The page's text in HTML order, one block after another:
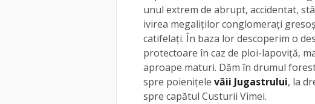
unul extrem de abrupt, accidentat,
ivirea megaliților conglomerați
catifelați. În baza lor descoperim o
protectoare în caz de ploi-lapoviță,
aproape maturi. Dăm în drumul
spre poienițele văii Jugastrului, la
spre capătul Custurii Vimei.